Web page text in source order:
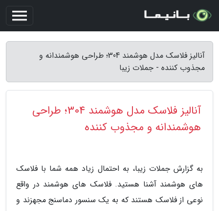
آنالیز فلاسک مدل هوشمند 304؛ طراحی هوشمندانه و
مجذوب کننده - جملات زیبا
آنالیز فلاسک مدل هوشمند 304؛ طراحی
هوشمندانه و مجذوب کننده
به گزارش جملات زیبا، به احتمال زیاد همه شما با فلاسک
های هوشمند آشنا هستید. فلاسک های هوشمند در واقع
نوعی از فلاسک هستند که به یک سنسور دماسنج مجهزند و